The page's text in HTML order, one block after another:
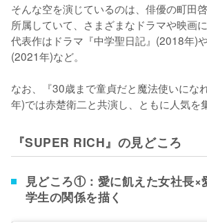
そんな空を演じているのは、俳優の町田
所属していて、さまざまなドラマや映画
代表作はドラマ『中学聖日記』(2018年)
(2021年)など。
なお、『30歳まで童貞だと魔法使いにな
年)では赤楚衛二と共演し、ともに人気を
『SUPER RICH』の見どころ
見どころ①：愛に飢えた女社長×
学生の関係を描く